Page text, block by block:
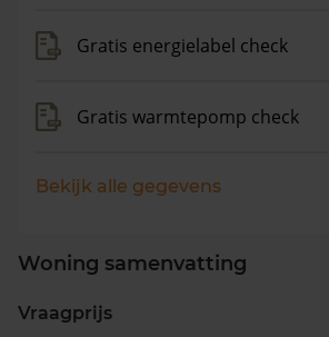
Gratis energielabel check
Gratis warmtepomp check
Bekijk alle gegevens
Woning samenvatting
Vraagprijs